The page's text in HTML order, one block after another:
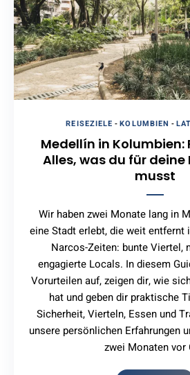
REISEZIELE -KOLUMBIEN -
Medellín in Kolumbien:
Alles, was du für deine
musst
Wir haben zwei Monate lang in
eine Stadt erlebt, die weit entfernt
Narcos-Zeiten: bunte Viertel,
engagierte Locals. In diesem
Vorurteilen auf, zeigen dir, wie
hat und geben dir praktische
Sicherheit, Vierteln, Essen und
unsere persönlichen Erfahrungen
zwei Monaten vor